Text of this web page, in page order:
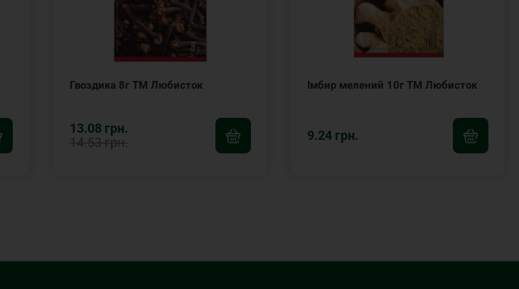
Гвоздика 8г ТМ Любисток
13.08 грн.
14.53 грн.
Імбир мелений 10г ТМ Любисток
9.24 грн.